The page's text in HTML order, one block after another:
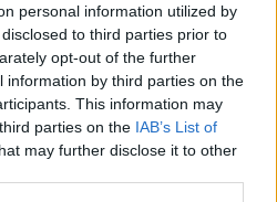
personal information utilized by
to third parties prior to
opt-out of the further
information by third parties on the
This information may
parties on the IAB’s List of
may further disclose it to other